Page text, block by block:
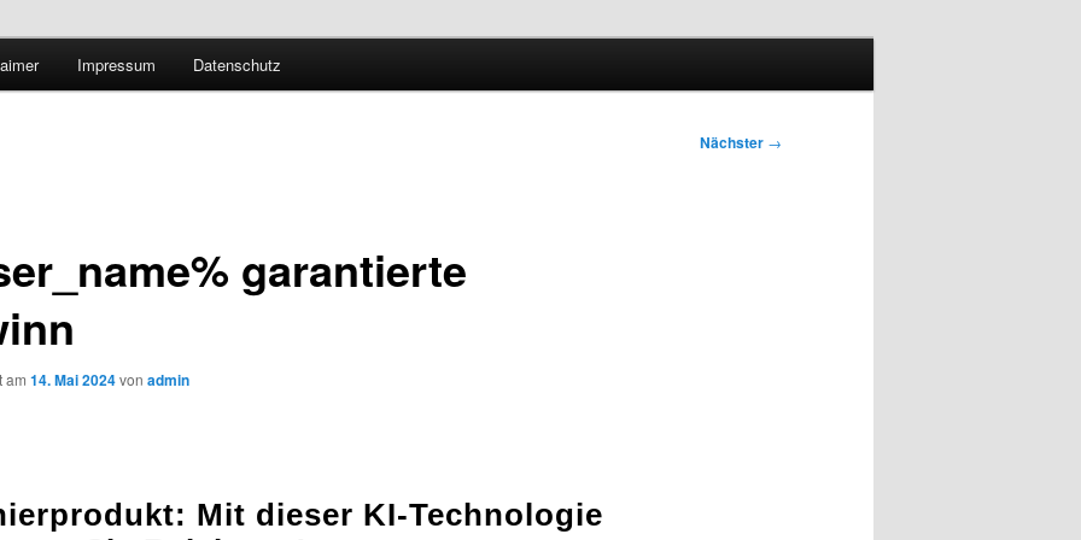
Forschung und Technologie
Impressum Datenschutz
Nächster →
garantierte
am 14. Mai 2024von admin
Mit dieser KI-Technologie